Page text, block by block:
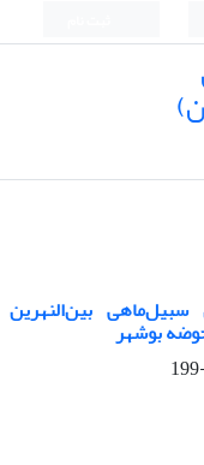
بین‌النهرین